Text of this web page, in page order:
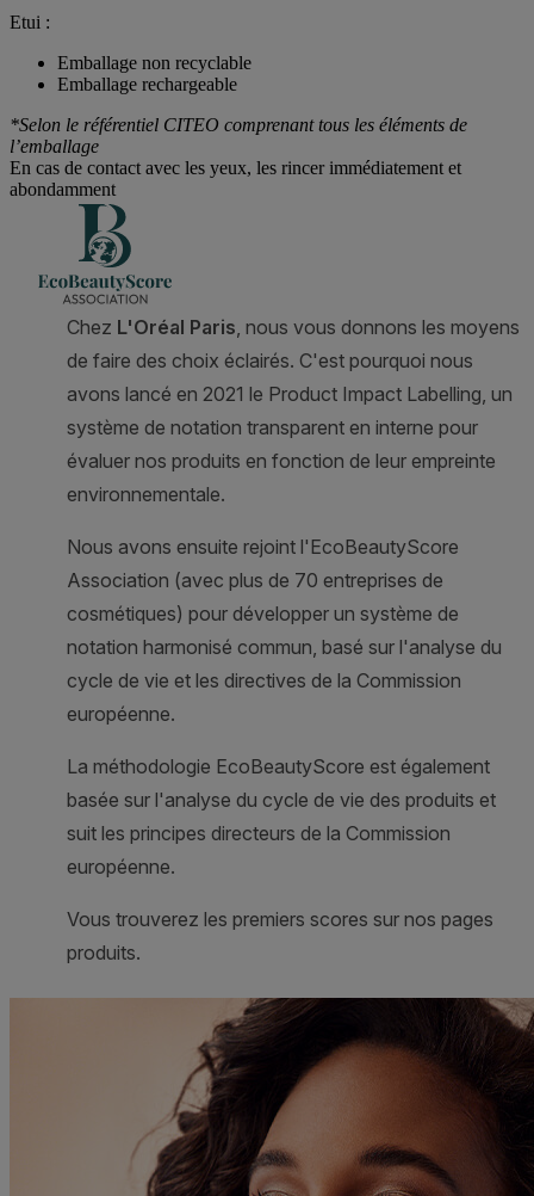
Etui :
Emballage non recyclable
Emballage rechargeable
*Selon le référentiel CITEO comprenant tous les éléments de
l’emballage
En cas de contact avec les yeux, les rincer immédiatement et
abondamment